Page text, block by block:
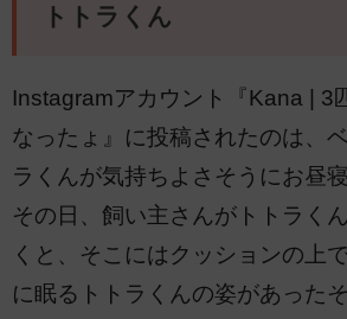
トトラくん
Instagramアカウント『Kana | 3
なったょ』に投稿されたのは、
ラくんが気持ちよさそうにお昼
その日、飼い主さんがトトラく
くと、そこにはクッションの上
に眠るトトラくんの姿があった